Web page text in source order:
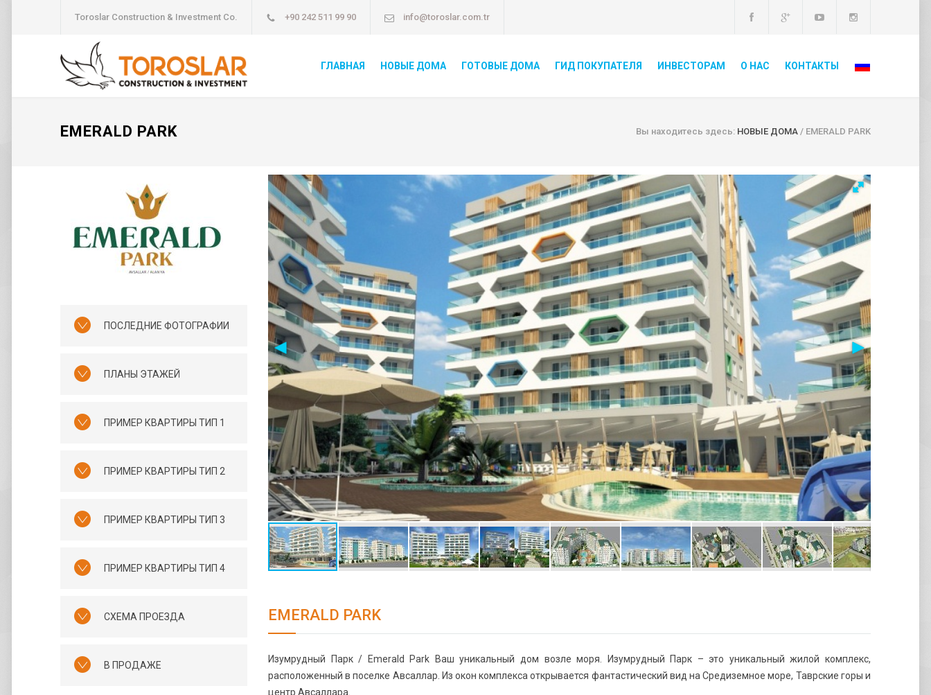
Toroslar Construction & Investment Co. +90 242 511 99 90 info@toroslar.com.tr
ГЛАВНАЯ НОВЫЕ ДОМА ГОТОВЫЕ ДОМА ГИД ПОКУПАТЕЛЯ ИНВЕСТОРАМ О НАС КОНТАКТЫ
EMERALD PARK Вы находитесь здесь: НОВЫЕ ДОМА / EMERALD PARK
ПОСЛЕДНИЕ ФОТОГРАФИИ
ПЛАНЫ ЭТАЖЕЙ
ПРИМЕР КВАРТИРЫ ТИП 1
ПРИМЕР КВАРТИРЫ ТИП 2
ПРИМЕР КВАРТИРЫ ТИП 3
ПРИМЕР КВАРТИРЫ ТИП 4
СХЕМА ПРОЕЗДА
В ПРОДАЖЕ
EMERALD PARK
Изумрудный Парк / Emerald Park Ваш уникальный дом возле моря. Изумрудный Парк – это уникальный жилой комплекс,
расположенный в поселке Авсаллар. Из окон комплекса открывается фантастический вид на Средиземное море, Таврские горы и
центр Авсаллара.